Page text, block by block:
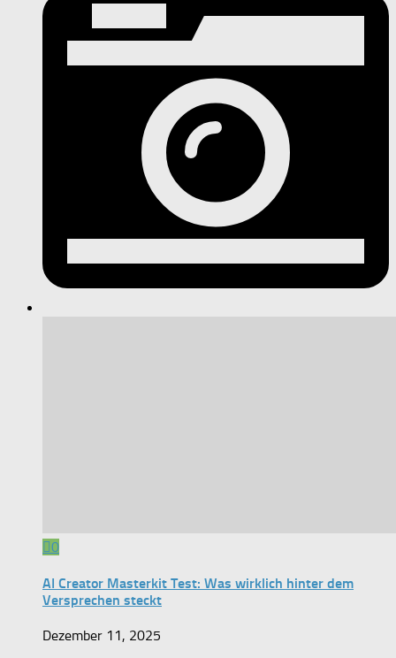
0
AI Creator Masterkit Test: Was wirklich hinter dem
Versprechen steckt
Dezember 11, 2025